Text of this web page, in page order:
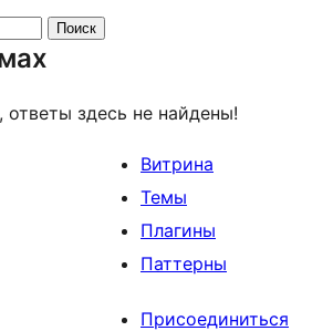
здесь не найдены!
Витрина
Темы
Плагины
Паттерны
Присоединиться